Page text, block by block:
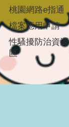
桃園網路e指通
檔案應用申請
性騷擾防治資源
區